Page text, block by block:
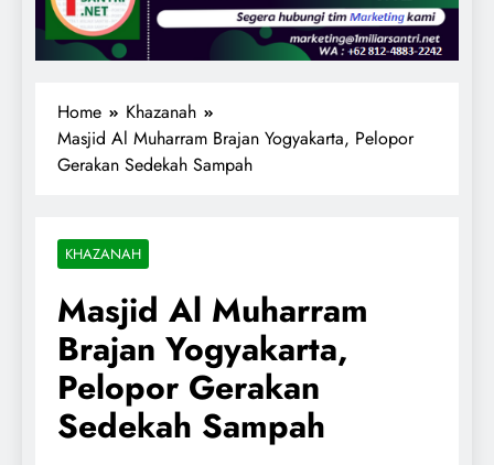
Home
Khazanah
Masjid Al Muharram Brajan Yogyakarta, Pelopor
Gerakan Sedekah Sampah
KHAZANAH
Masjid Al Muharram
Brajan Yogyakarta,
Pelopor Gerakan
Sedekah Sampah